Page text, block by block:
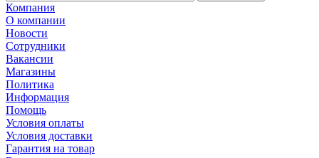
Компания
О компании
Новости
Сотрудники
Вакансии
Магазины
Политика
Информация
Помощь
Условия оплаты
Условия доставки
Гарантия на товар